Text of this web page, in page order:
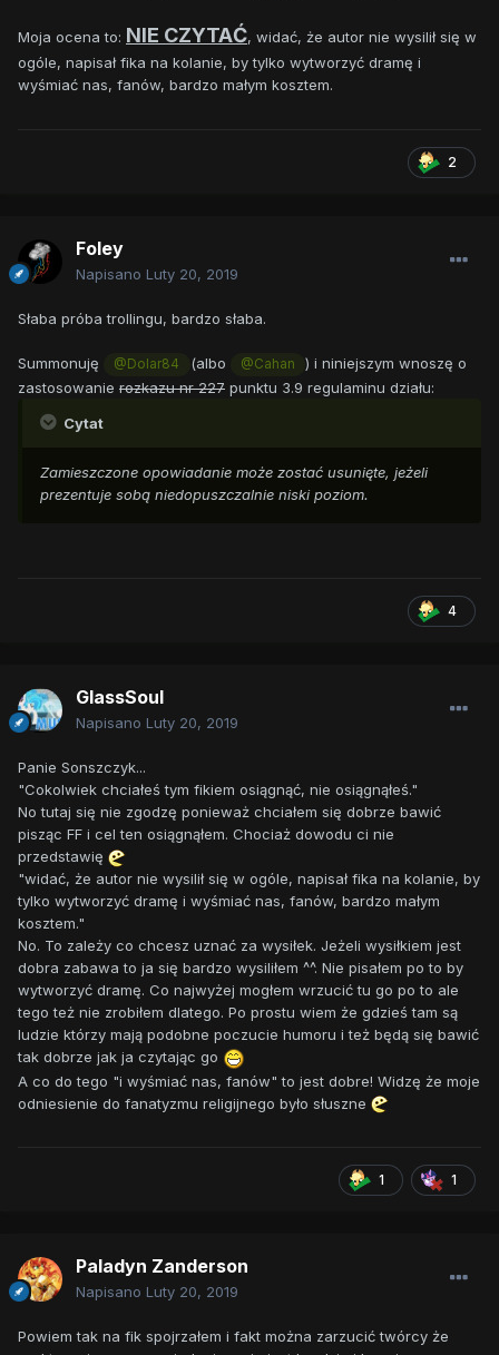
Moja ocena to: NIE CZYTAĆ, widać, że autor nie wysilił się w
ogóle, napisał fika na kolanie, by tylko wytworzyć dramę i
wyśmiać nas, fanów, bardzo małym kosztem.
2
Foley
Napisano Luty 20, 2019
Słaba próba trollingu, bardzo słaba.
Summonuję @Dolar84 (albo @Cahan
) i niniejszym wnoszę o
zastosowanie rozkazu nr 227 punktu 3.9 regulaminu działu:
Cytat
Zamieszczone opowiadanie może zostać usunięte, jeżeli
prezentuje sobą niedopuszczalnie niski poziom.
4
GlassSoul
Napisano Luty 20, 2019
Panie Sonszczyk...
"Cokolwiek chciałeś tym fikiem osiągnąć, nie osiągnąłeś."
No tutaj się nie zgodzę ponieważ chciałem się dobrze bawić
pisząc FF i cel ten osiągnąłem. Chociaż dowodu ci nie
przedstawię
"widać, że autor nie wysilił się w ogóle, napisał fika na kolanie, by
tylko wytworzyć dramę i wyśmiać nas, fanów, bardzo małym
kosztem."
No. To zależy co chcesz uznać za wysiłek. Jeżeli wysiłkiem jest
dobra zabawa to ja się bardzo wysiliłem ^^. Nie pisałem po to by
wytworzyć dramę. Co najwyżej mogłem wrzucić tu go po to ale
tego też nie zrobiłem dlatego. Po prostu wiem że gdzieś tam są
ludzie którzy mają podobne poczucie humoru i też będą się bawić
tak dobrze jak ja czytając go
A co do tego "i wyśmiać nas, fanów" to jest dobre! Widzę że moje
odniesienie do fanatyzmu religijnego było słuszne
1 1
Paladyn Zanderson
Napisano Luty 20, 2019
Powiem tak na fik spojrzałem i fakt można zarzucić twórcy że